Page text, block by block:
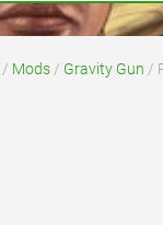
/ Mods / Gravity Gun /